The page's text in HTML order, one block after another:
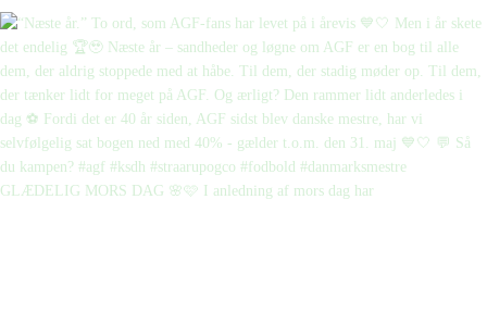
GLÆDELIG MORS DAG 🌸🩷 I anledning af mors dag har